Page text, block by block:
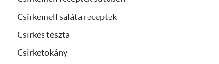
Csirkemell saláta receptek
Csirkés tészta
Csirketokány